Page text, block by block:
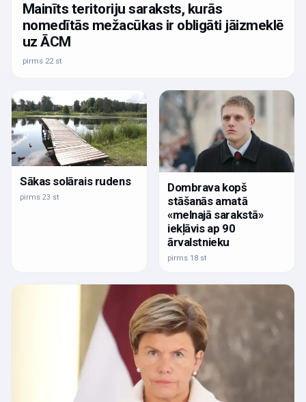
Mainīts teritoriju saraksts, kurās
nomedītās mežacūkas ir obligāti jāizmeklē
uz ĀCM
pirms 22 st
Sākas solārais rudens
pirms 23 st
Dombrava kopš
stāšanās amatā
«melnajā sarakstā»
iekļāvis ap 90
ārvalstnieku
pirms 18 st